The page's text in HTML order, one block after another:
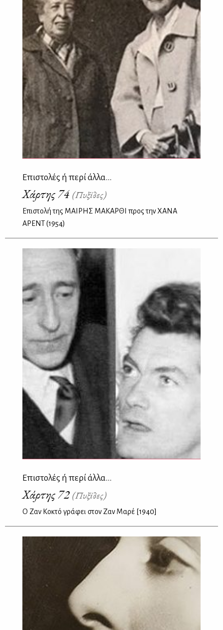
Επιστολές ή περί άλλα...
Χάρτης 74 (Πυξίδες)
Επιστολή της ΜΑΙΡΗΣ ΜΑΚΑΡΘΙ προς την ΧΑΝΑ
ΑΡΕΝΤ (1954)
Επιστολές ή περί άλλα...
Χάρτης 72 (Πυξίδες)
Ο Ζαν Κοκτό γράφει στον Ζαν Μαρέ [1940]